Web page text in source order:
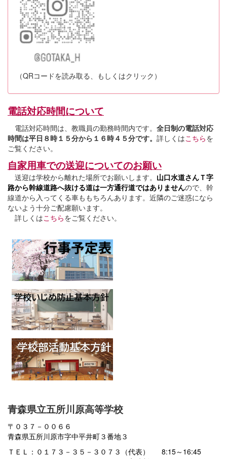
（QRコードを読み取る、もしくはクリック）
電話対応時間について
電話対応時間は、教職員の勤務時間内です。 全日制の電話対応
時間は平日８時１５分から１６時４５分です。 詳しくはこちらを
ご覧ください。
自家用車での送迎についてのお願い
送迎は学校から離れた場所でお願いします。 山口水道さんＴ字
路から幹線道路へ抜ける道は一方通行道ではありませんので、幹
線道から入ってくる車ももちろんあります。近隣のご迷惑になら
ないよう十分ご配慮願います。
詳しくはこちらをご覧ください。
青森県立五所川原高等学校
〒０３７－００６６
青森県五所川原市字中平井町３番地３
ＴＥＬ：０１７３－３５－３０７３（代表） 8:15～16:45